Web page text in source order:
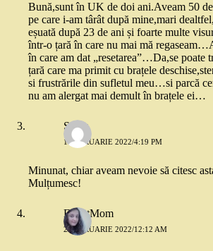
Bună,sunt în UK de doi ani.Aveam 50
pe care i-am târât după mine,mari
eșuată după 23 de ani și foarte multe
într-o țară în care nu mai mă
în care am dat „resetarea”…Da,se poate
țară care ma primit cu brațele
si frustrările din sufletul meu…si parcă
nu am alergat mai demult în brațele ei…
Sonia
1 FEBRUARIE 2022/4:19 PM
Minunat, chiar aveam nevoie să citesc
Mulțumesc!
ExpatMom
2 FEBRUARIE 2022/12:12 AM